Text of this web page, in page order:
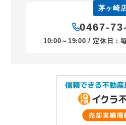
茅ヶ崎
0467-
10:00～19:00 / 定休日：